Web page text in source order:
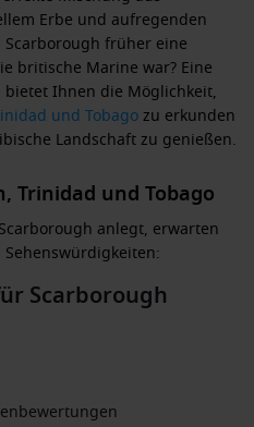
Erbe und aufregenden
Scarborough früher eine
britische Marine war? Eine
Ihnen die Möglichkeit,
und Tobagozu erkunden
Landschaft zu genießen.
Trinidad und Tobago
anlegt, erwarten
Erkunden Sie die gut
Forts, das aus dem
Entspannen Sie an den
Scarborough